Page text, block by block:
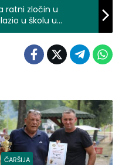
ratni zločin u
u školu u
civili
ČARŠIJA